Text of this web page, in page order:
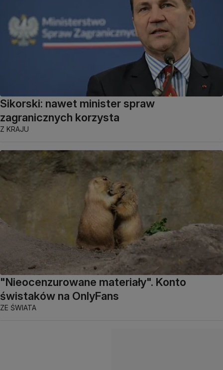
Sikorski: nawet minister spraw
zagranicznych korzysta
Z KRAJU
"Nieocenzurowane materiały". Konto
świstaków na OnlyFans
ZE ŚWIATA